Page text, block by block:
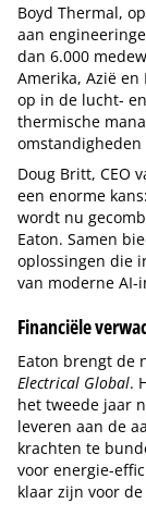
Boyd Thermal,
aan
dan 6.000
Amerika, Azië
op in de lucht-
thermische
omstandigheden
Doug Britt, CEO
een enorme
wordt nu
Eaton. Samen
oplossingen die
van moderne
Financiële
Eaton brengt de
Electrical Global.
het tweede jaar
leveren aan de
krachten te
voor energie-
klaar zijn voor